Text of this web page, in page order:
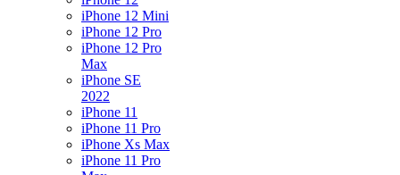
iPhone 12 Mini
iPhone 12 Pro
iPhone 12 Pro
Max
iPhone SE
2022
iPhone 11
iPhone 11 Pro
iPhone Xs Max
iPhone 11 Pro